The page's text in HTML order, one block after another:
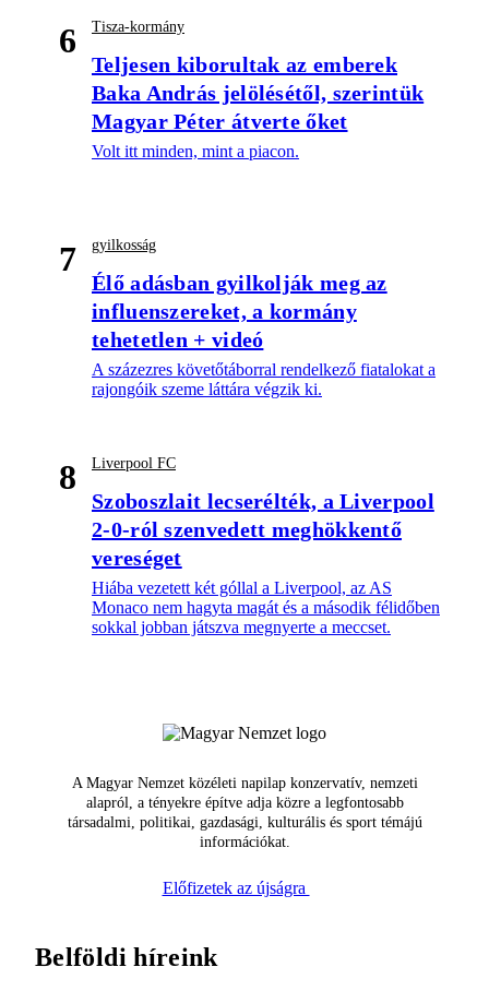
6 Tisza-kormány
Teljesen kiborultak az emberek
Baka András jelölésétől, szerintük
Magyar Péter átverte őket
Volt itt minden, mint a piacon.
7 gyilkosság
Élő adásban gyilkolják meg az
influenszereket, a kormány
tehetetlen + videó
A százezres követőtáborral rendelkező fiatalokat a
rajongóik szeme láttára végzik ki.
8 Liverpool FC
Szoboszlait lecserélték, a Liverpool
2-0-ról szenvedett meghökkentő
vereséget
Hiába vezetett két góllal a Liverpool, az AS
Monaco nem hagyta magát és a második félidőben
sokkal jobban játszva megnyerte a meccset.
A Magyar Nemzet közéleti napilap konzervatív, nemzeti
alapról, a tényekre építve adja közre a legfontosabb
társadalmi, politikai, gazdasági, kulturális és sport témájú
információkat.
Előfizetek az újságra
Belföldi híreink